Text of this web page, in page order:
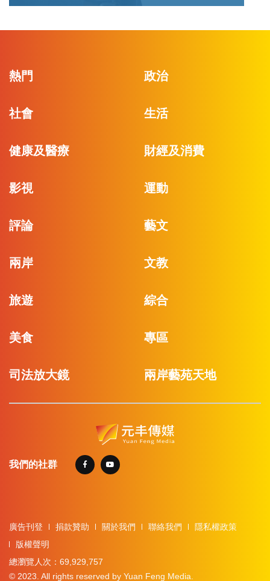
熱門 政治
社會 生活
健康及醫療 財經及消費
影視 運動
評論 藝文
兩岸 文教
旅遊 綜合
美食 專區
司法放大鏡 兩岸藝苑天地
我們的社群
廣告刊登 捐款贊助 關於我們 聯絡我們
隱私權政策
版權聲明
總瀏覽人次：69,929,757
© 2023. All rights reserved by Yuan Feng Media.